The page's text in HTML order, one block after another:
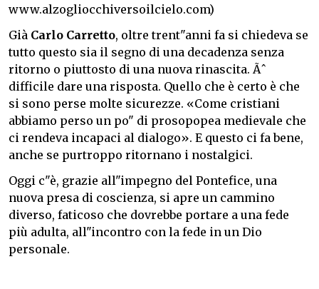
www.alzogliocchiversoilcielo.com)
Già Carlo Carretto, oltre trent"anni fa si chiedeva se
tutto questo sia il segno di una decadenza senza
ritorno o piuttosto di una nuova rinascita. Ãˆ
difficile dare una risposta. Quello che è certo è che
si sono perse molte sicurezze. «Come cristiani
abbiamo perso un po" di prosopopea medievale che
ci rendeva incapaci al dialogo». E questo ci fa bene,
anche se purtroppo ritornano i nostalgici.
Oggi c"è, grazie all"impegno del Pontefice, una
nuova presa di coscienza, si apre un cammino
diverso, faticoso che dovrebbe portare a una fede
più adulta, all"incontro con la fede in un Dio
personale.